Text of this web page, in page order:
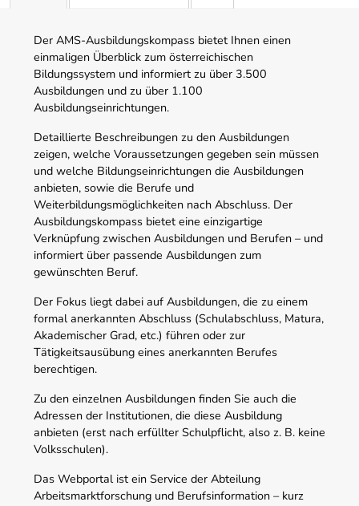
Der AMS-Ausbildungskompass bietet Ihnen einen
einmaligen Überblick zum österreichischen
Bildungssystem und informiert zu über 3.500
Ausbildungen und zu über 1.100
Ausbildungseinrichtungen.
Detaillierte Beschreibungen zu den Ausbildungen
zeigen, welche Voraussetzungen gegeben sein müssen
und welche Bildungseinrichtungen die Ausbildungen
anbieten, sowie die Berufe und
Weiterbildungsmöglichkeiten nach Abschluss. Der
Ausbildungskompass bietet eine einzigartige
Verknüpfung zwischen Ausbildungen und Berufen – und
informiert über passende Ausbildungen zum
gewünschten Beruf.
Der Fokus liegt dabei auf Ausbildungen, die zu einem
formal anerkannten Abschluss (Schulabschluss, Matura,
Akademischer Grad, etc.) führen oder zur
Tätigkeitsausübung eines anerkannten Berufes
berechtigen.
Zu den einzelnen Ausbildungen finden Sie auch die
Adressen der Institutionen, die diese Ausbildung
anbieten (erst nach erfüllter Schulpflicht, also z. B. keine
Volksschulen).
Das Webportal ist ein Service der Abteilung
Arbeitsmarktforschung und Berufsinformation – kurz